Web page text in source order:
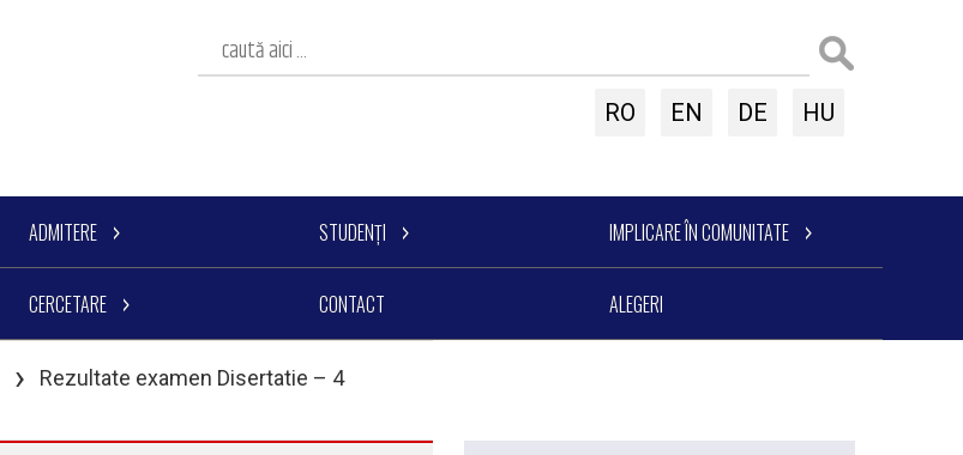
RO EN DE HU
ADMITERE STUDENȚI IMPLICARE ÎN COMUNITATE
CERCETARE CONTACT ALEGERI
›
Rezultate examen Disertatie – 4